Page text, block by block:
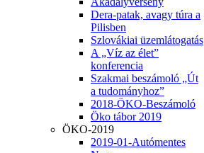
Dera-patak, avagy túra a
Pilisben
Szlovákiai üzemlátogatás
A „Víz az élet”
konferencia
Szakmai beszámoló „Út
a tudományhoz”
2018-ÖKO-Beszámoló
Öko tábor 2019
ÖKO-2019
2019-01-Autómentes